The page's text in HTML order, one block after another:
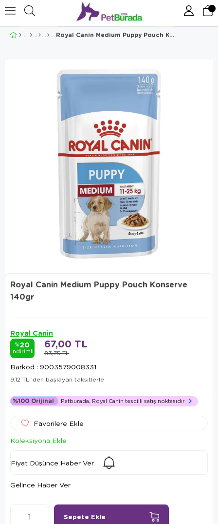
Royal Canin Medium Puppy Pouch Konserve 140gr
Royal Canin Medium Puppy Pouch Konserve
140gr
Royal Canin
%20
indirimli 83,75 TL
67,00 TL
Barkod : 9003579008331
9,12 TL 'den başlayan taksitlerle
%100 Orijinal Petburada, Royal Canin tescilli satış noktasıdır.
Favorilere Ekle
Koleksiyona Ekle
Fiyat Düşünce Haber Ver
Gelince Haber Ver